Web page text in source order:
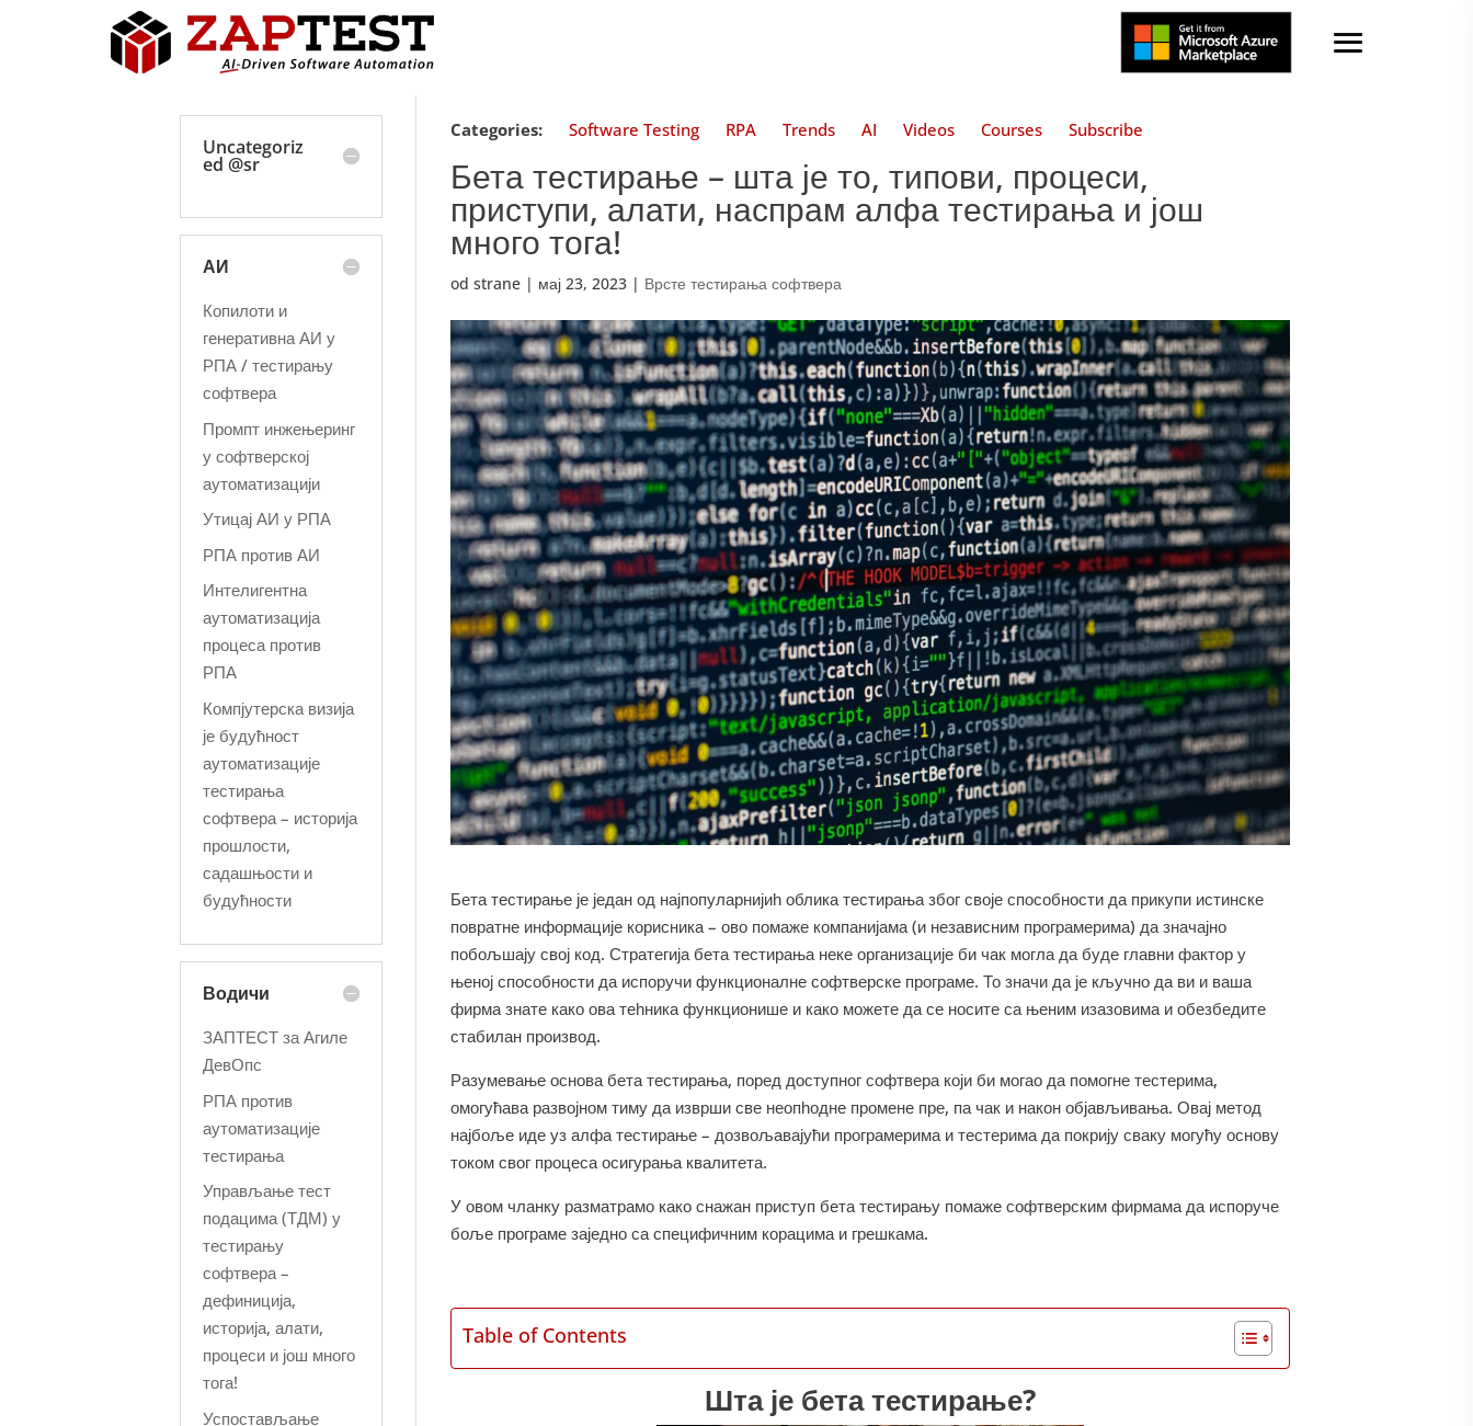
Categories: Software Testing RPA Trends AI Videos Courses Subscribe
Бета тестирање – шта је то, типови, процеси,
приступи, алати, наспрам алфа тестирања и још
много тога!
od strane | мај 23, 2023 | Врсте тестирања софтвера
Бета тестирање је један од најпопуларнијиһ облика тестирања због своје способности да прикупи истинске
повратне информације корисника – ово помаже компанијама (и независним програмерима) да значајно
побољшају свој код. Стратегија бета тестирања неке организације би чак могла да буде главни фактор у
њеној способности да испоручи функционалне софтверске програме. То значи да је кључно да ви и ваша
фирма знате како ова теһника функционише и како можете да се носите са њеним изазовима и обезбедите
стабилан производ.
Разумевање основа бета тестирања, поред доступног софтвера који би могао да помогне тестерима,
омогућава развојном тиму да изврши све неопһодне промене пре, па чак и након објављивања. Овај метод
најбоље иде уз алфа тестирање – дозвољавајући програмерима и тестерима да покрију сваку могућу основу
током свог процеса осигурања квалитета.
У овом чланку разматрамо како снажан приступ бета тестирању помаже софтверским фирмама да испоруче
боље програме заједно са специфичним корацима и грешкама.
Table of Contents
Шта је бета тестирање?
Uncategoriz
ed @sr
АИ
Копилоти и
генеративна АИ у
РПА / тестирању
софтвера
Промпт инжењеринг
у софтверској
аутоматизацији
Утицај АИ у РПА
РПА против АИ
Интелигентна
аутоматизација
процеса против
РПА
Компјутерска визија
је будућност
аутоматизације
тестирања
софтвера – историја
прошлости,
садашњости и
будућности
Водичи
ЗАПТЕСТ за Агиле
ДевОпс
РПА против
аутоматизације
тестирања
Управљање тест
подацима (ТДМ) у
тестирању
софтвера –
дефиниција,
историја, алати,
процеси и још много
тога!
Успостављање